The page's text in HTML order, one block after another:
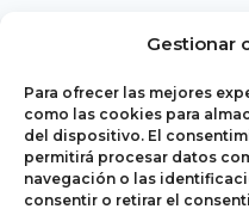
Gestionar
Para ofrecer las mejores
como las cookies para
del dispositivo. El
permitirá procesar datos
navegación o las
consentir o retirar el